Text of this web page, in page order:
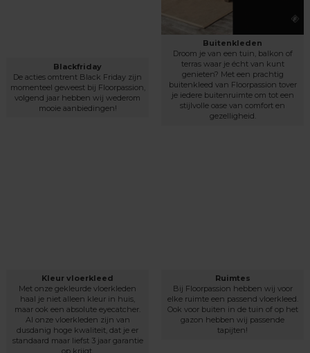
Blackfriday
De acties omtrent Black Friday zijn
momenteel geweest bij Floorpassion,
volgend jaar hebben wij wederom
mooie aanbiedingen!
Buitenkleden
Droom je van een tuin, balkon of
terras waar je écht van kunt
genieten? Met een prachtig
buitenkleed van Floorpassion tover
je iedere buitenruimte om tot een
stijlvolle oase van comfort en
gezelligheid.
Kleur vloerkleed
Met onze gekleurde vloerkleden
haal je niet alleen kleur in huis,
maar ook een absolute eyecatcher.
Al onze vloerkleden zijn van
dusdanig hoge kwaliteit, dat je er
standaard maar liefst 3 jaar garantie
op krijgt.
Ruimtes
Bij Floorpassion hebben wij voor
elke ruimte een passend vloerkleed.
Ook voor buiten in de tuin of op het
gazon hebben wij passende
tapijten!